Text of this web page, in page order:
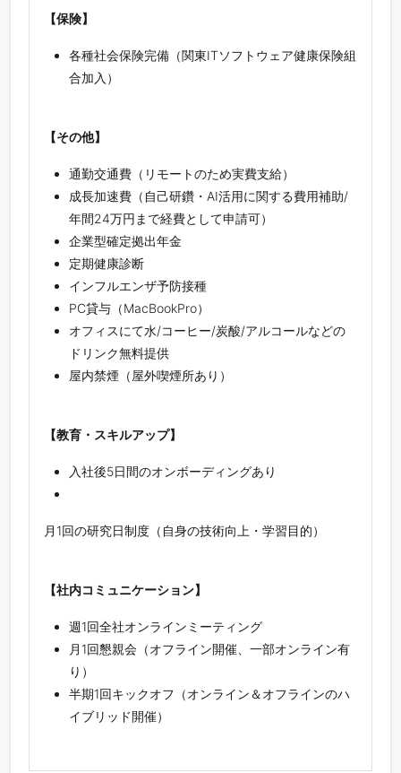
【保険】
各種社会保険完備（関東ITソフトウェア健康保険組
合加入）
【その他】
通勤交通費（リモートのため実費支給）
成長加速費（自己研鑽・AI活用に関する費用補助/
年間24万円まで経費として申請可）
企業型確定拠出年金
定期健康診断
インフルエンザ予防接種
PC貸与（MacBookPro）
オフィスにて水/コーヒー/炭酸/アルコールなどの
ドリンク無料提供
屋内禁煙（屋外喫煙所あり）
【教育・スキルアップ】
入社後5日間のオンボーディングあり
月1回の研究日制度（自身の技術向上・学習目的）
【社内コミュニケーション】
週1回全社オンラインミーティング
月1回懇親会（オフライン開催、一部オンライン有
り）
半期1回キックオフ（オンライン＆オフラインのハ
イブリッド開催）